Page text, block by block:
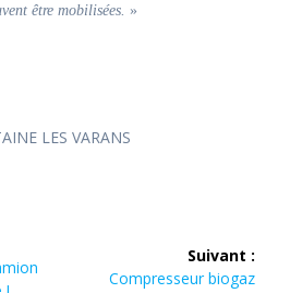
être mobilisées. »
LES VARANS
Suivant :
Article
Compresseur biogaz